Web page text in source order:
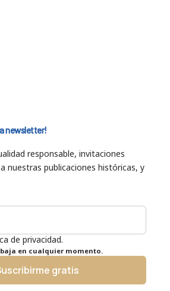
newsletter!
responsable, invitaciones
nuestras publicaciones históricas, y
de privacidad.
en cualquier momento.
gratis